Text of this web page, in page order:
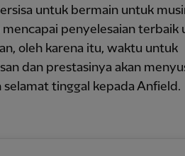
untuk bermain untuk
penyelesaian terbaik
oleh karena itu, waktu untuk
dan prestasinya akan
tinggal kepada Anfield.